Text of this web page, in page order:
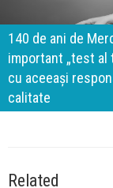
140 de ani de
important „test al
cu aceeași
calitate
Related